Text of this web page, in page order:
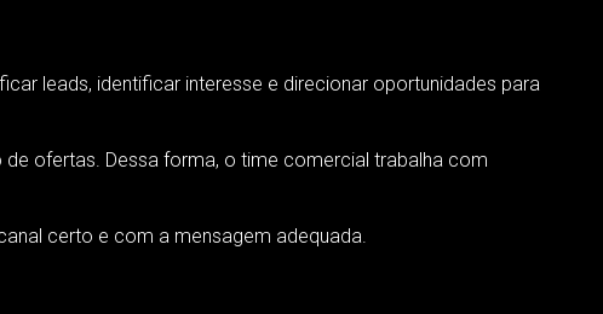
leads, identificar interesse e direcionar oportunidades para
ofertas. Dessa forma, o time comercial trabalha com
certo e com a mensagem adequada.